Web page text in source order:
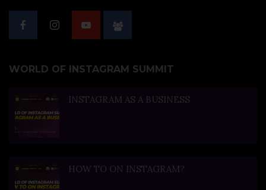
WORLD OF INSTAGRAM SUMMIT
INSTAGRAM AS A BUSINESS
HOW TO ON INSTAGRAM?